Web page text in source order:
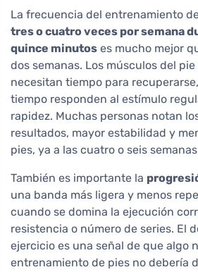
La frecuencia del entrenamiento
tres o cuatro veces por semana
quince minutos es mucho mejor
dos semanas. Los músculos del
necesitan tiempo para
tiempo responden al estímulo
rapidez. Muchas personas notan
resultados, mayor estabilidad y
pies, ya a las cuatro o seis
También es importante la
una banda más ligera y menos
cuando se domina la ejecución
resistencia o número de series. El
ejercicio es una señal de que algo
entrenamiento de pies no debería